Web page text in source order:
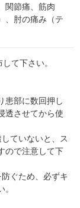
関節痛、筋肉
、肘の痛み（テ
て下さい。
患部に数回押し
透させてから使
ていないと、ス
ので注意して下
ぐため、必ずキ